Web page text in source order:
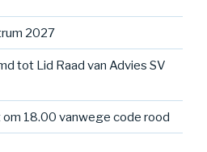
2027
tot Lid Raad van Advies SV
18.00 vanwege code rood